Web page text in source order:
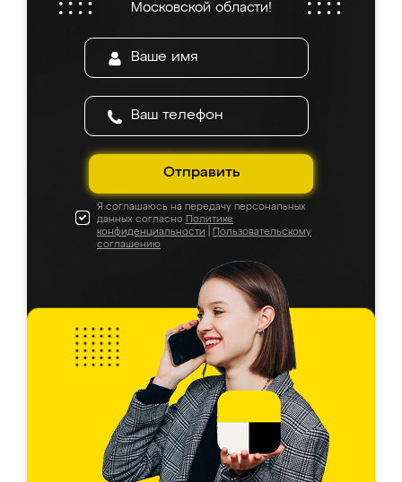
Московской области!
Отправить
Я соглашаюсь на передачу персональных
данных согласно Политике
конфиденциальности
Пользовательскому
соглашению